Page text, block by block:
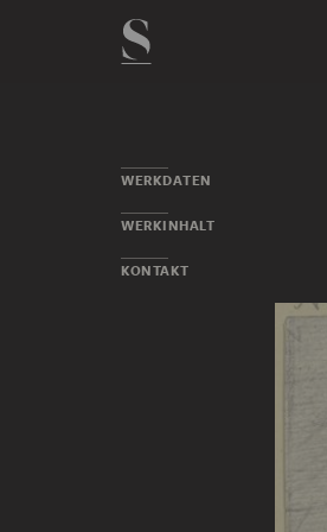
WERKDATEN
WERKINHALT
KONTAKT